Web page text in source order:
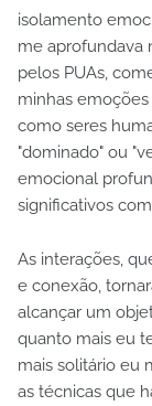
isolamento
me aprofundava
pelos PUAs,
minhas emoções
como seres
"dominado" ou
emocional
significativos
As interações,
e conexão,
alcançar um
quanto mais eu
mais solitário eu
as técnicas que